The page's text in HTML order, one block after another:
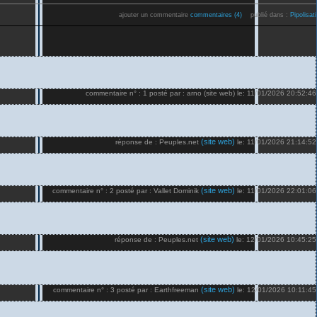
ajouter un commentaire commentaires (4) publié dans :
commentaire n° : 1 posté par : arno (site web) le: 11/01/2026 20:52:46
réponse de : Peuples.net (site web) le: 11/01/2026 21:14:52
commentaire n° : 2 posté par : Vallet Dominik (site web) le: 11/01/2026 22:01:06
réponse de : Peuples.net (site web) le: 12/01/2026 10:45:25
commentaire n° : 3 posté par : Earthfreeman (site web) le: 12/01/2026 10:11:45